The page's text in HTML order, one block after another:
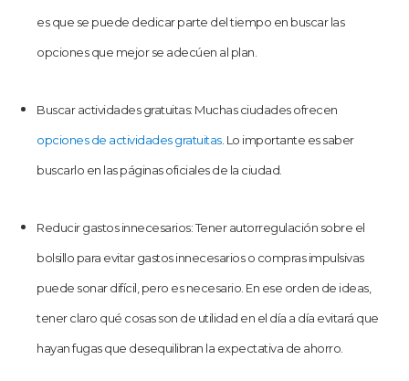
es que se puede dedicar parte del tiempo en buscar las
opciones que mejor se adecúen al plan.
Buscar actividades gratuitas: Muchas ciudades ofrecen
opciones de actividades gratuitas. Lo importante es saber
buscarlo en las páginas oficiales de la ciudad.
Reducir gastos innecesarios: Tener autorregulación sobre el
bolsillo para evitar gastos innecesarios o compras impulsivas
puede sonar difícil, pero es necesario. En ese orden de ideas,
tener claro qué cosas son de utilidad en el día a día evitará que
hayan fugas que desequilibran la expectativa de ahorro.